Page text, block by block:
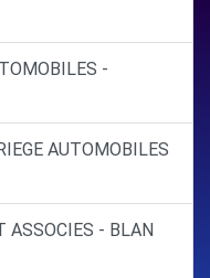
-
AUTOMOBILES
ASSOCIES - BLAN